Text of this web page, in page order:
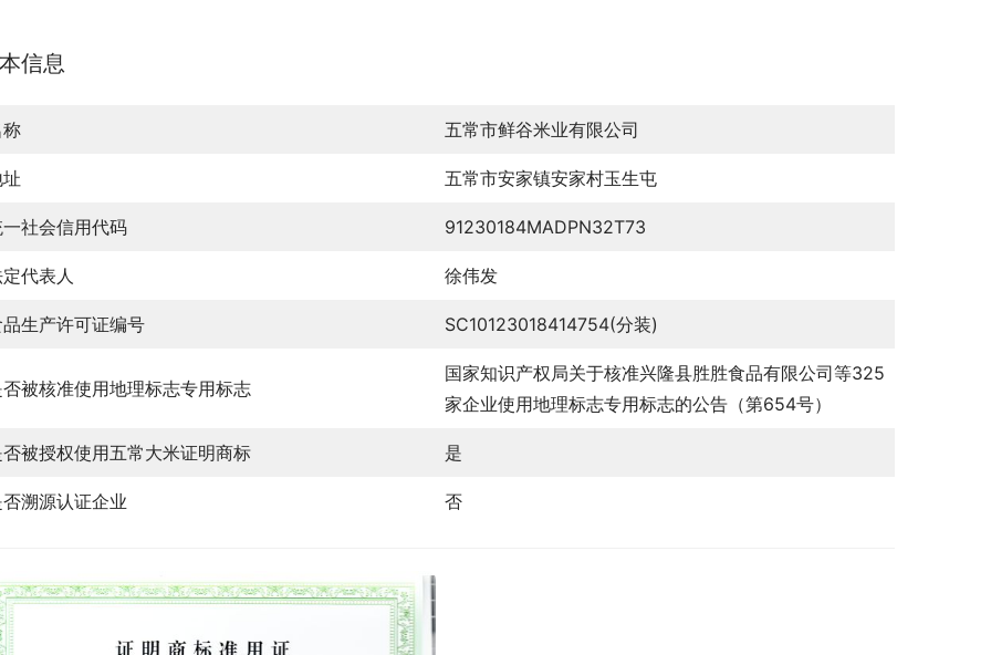
信息
五常市鲜谷米业有限公司
五常市安家镇安家村玉生屯
社会信用代码 91230184MADPN32T73
代表人 徐伟发
生产许可证编号 SC10123018414754(分装)
被核准使用地理标志专用标志
国家知识产权局关于核准兴隆县胜胜食品有限公司等325
家企业使用地理标志专用标志的公告（第654号）
被授权使用五常大米证明商标 是
溯源认证企业 否